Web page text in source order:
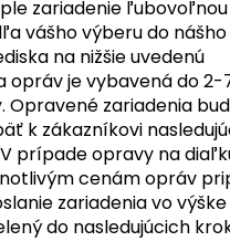
zariadenie ľubovoľnou
vášho výberu do nášho
na nižšie uvedenú
opráv je vybavená do 2-
Opravené zariadenia
k zákazníkovi
prípade opravy na
cenám opráv
zariadenia vo
do nasledujúcich